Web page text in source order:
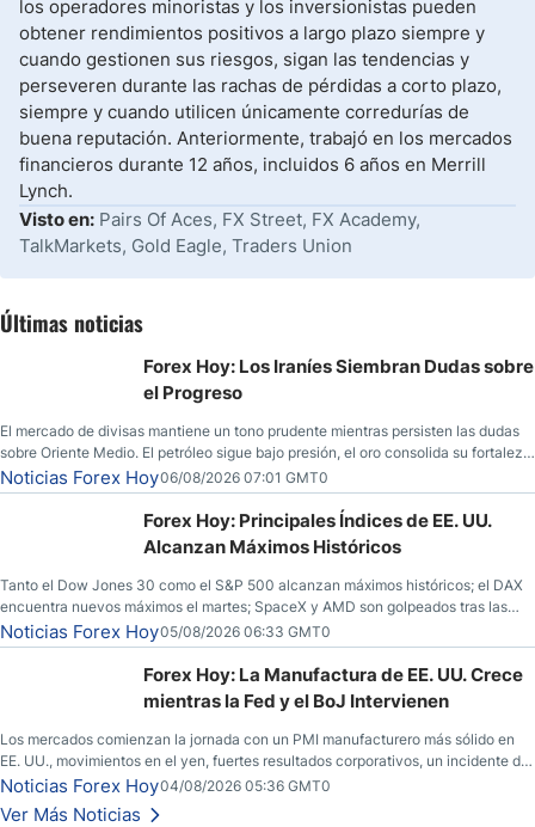
los operadores minoristas y los inversionistas pueden
obtener rendimientos positivos a largo plazo siempre y
cuando gestionen sus riesgos, sigan las tendencias y
perseveren durante las rachas de pérdidas a corto plazo,
siempre y cuando utilicen únicamente corredurías de
buena reputación. Anteriormente, trabajó en los mercados
financieros durante 12 años, incluidos 6 años en Merrill
Lynch.
Visto en: Pairs Of Aces, FX Street, FX Academy,
TalkMarkets, Gold Eagle, Traders Union
Últimas noticias
Forex Hoy: Los Iraníes Siembran Dudas sobre
el Progreso
El mercado de divisas mantiene un tono prudente mientras persisten las dudas
sobre Oriente Medio. El petróleo sigue bajo presión, el oro consolida su fortaleza
y los operadores esperan nuevas referencias económicas desde Estados
Unidos.
Noticias Forex Hoy06/08/2026 07:01 GMT0
Forex Hoy: Principales Índices de EE. UU.
Alcanzan Máximos Históricos
Tanto el Dow Jones 30 como el S&P 500 alcanzan máximos históricos; el DAX
encuentra nuevos máximos el martes; SpaceX y AMD son golpeados tras las
llamadas de ganancias; el petróleo crudo cae por debajo de los $80 con nuevas
esperanzas; el dólar estadounidense continúa intentando estabilizarse frente al
yen; el peso mexicano ve un repunte a medida que las tasas caen en EE. UU.
Noticias Forex Hoy05/08/2026 06:33 GMT0
Forex Hoy: La Manufactura de EE. UU. Crece
mientras la Fed y el BoJ Intervienen
Los mercados comienzan la jornada con un PMI manufacturero más sólido en
EE. UU., movimientos en el yen, fuertes resultados corporativos, un incidente de
seguridad en Bitcoin y nuevas señales desde el mercado del petróleo.
Noticias Forex Hoy04/08/2026 05:36 GMT0
Ver Más Noticias